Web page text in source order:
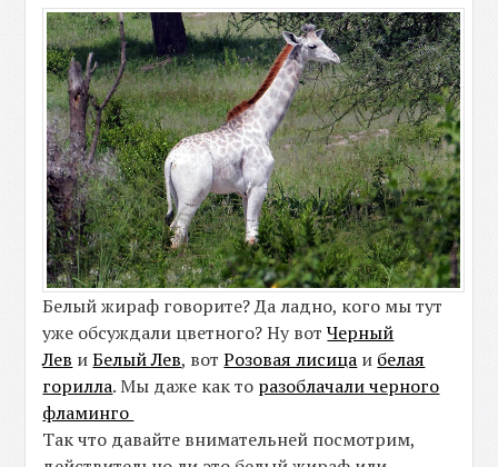
Белый жираф говорите? Да ладно, кого мы тут
уже обсуждали цветного? Ну вотЧерный
Лев иБелый Лев, вотРозовая лисица и белая
горилла. Мы даже как то разоблачали черного
фламинго
Так что давайте внимательней посмотрим,